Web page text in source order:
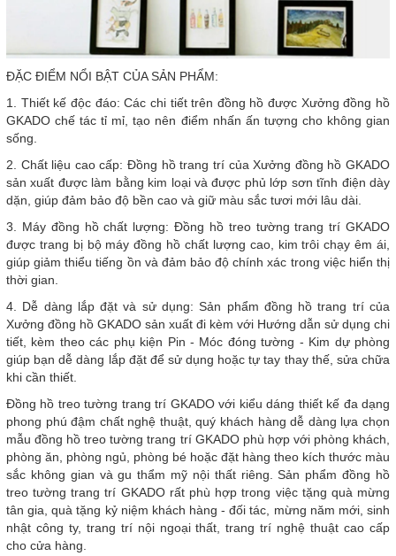
ĐẶC ĐIỂM NỔI BẬT CỦA SẢN PHẨM:
1. Thiết kế độc đáo: Các chi tiết trên đồng hồ được Xưởng đồng hồ
GKADO chế tác tỉ mỉ, tạo nên điểm nhấn ấn tượng cho không gian
sống.
2. Chất liệu cao cấp: Đồng hồ trang trí của Xưởng đồng hồ GKADO
sản xuất được làm bằng kim loại và được phủ lớp sơn tĩnh điện dày
dặn, giúp đảm bảo độ bền cao và giữ màu sắc tươi mới lâu dài.
3. Máy đồng hồ chất lượng: Đồng hồ treo tường trang trí GKADO
được trang bị bộ máy đồng hồ chất lượng cao, kim trôi chạy êm ái,
giúp giảm thiểu tiếng ồn và đảm bảo độ chính xác trong việc hiển thị
thời gian.
4. Dễ dàng lắp đặt và sử dụng: Sản phẩm đồng hồ trang trí của
Xưởng đồng hồ GKADO sản xuất đi kèm với Hướng dẫn sử dụng chi
tiết, kèm theo các phụ kiện Pin - Móc đóng tường - Kim dự phòng
giúp bạn dễ dàng lắp đặt để sử dụng hoặc tự tay thay thế, sửa chữa
khi cần thiết.
Đồng hồ treo tường trang trí GKADO với kiểu dáng thiết kế đa dạng
phong phú đậm chất nghệ thuật, quý khách hàng dễ dàng lựa chọn
mẫu đồng hồ treo tường trang trí GKADO phù hợp với phòng khách,
phòng ăn, phòng ngủ, phòng bé hoặc đặt hàng theo kích thước màu
sắc không gian và gu thẩm mỹ nội thất riêng. Sản phẩm đồng hồ
treo tường trang trí GKADO rất phù hợp trong việc tặng quà mừng
tân gia, quà tặng kỷ niệm khách hàng - đối tác, mừng năm mới, sinh
nhật công ty, trang trí nội ngoại thất, trang trí nghệ thuật cao cấp
cho cửa hàng.